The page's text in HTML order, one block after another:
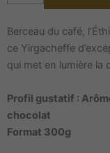
Berceau du café,
ce Yirgacheffe
qui met en lumière la
Profil gustatif :
chocolat
Format 300g